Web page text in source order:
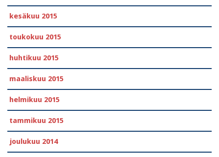
kesäkuu 2015
toukokuu 2015
huhtikuu 2015
maaliskuu 2015
helmikuu 2015
tammikuu 2015
joulukuu 2014